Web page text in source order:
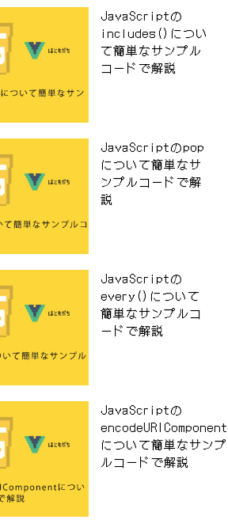
JavaScriptの
includes()につい
て簡単なサンプル
コードで解説
JavaScriptのpop
について簡単なサ
ンプルコードで解
説
JavaScriptの
every()について
簡単なサンプルコ
ードで解説
JavaScriptの
encodeURIComponent
について簡単なサンプ
ルコードで解説